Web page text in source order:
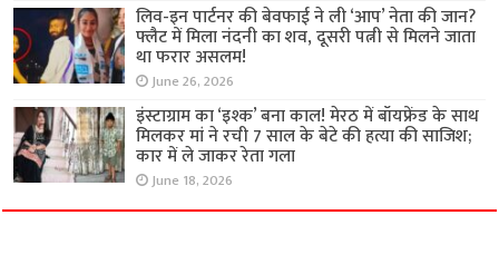
लिव-इन पार्टनर की बेवफाई ने ली ‘आप’ नेता की जान?
फ्लैट में मिला नंदनी का शव, दूसरी पत्नी से मिलने जाता
था फरार असलम!
June 26, 2026
इंस्टाग्राम का ‘इश्क’ बना काल! मेरठ में बॉयफ्रेंड के साथ
मिलकर मां ने रची 7 साल के बेटे की हत्या की साजिश;
कार में ले जाकर रेता गला
June 18, 2026